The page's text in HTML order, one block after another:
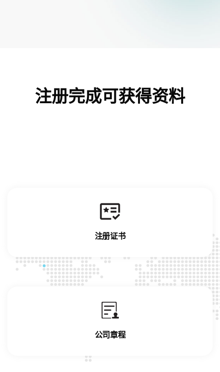
注册完成可获得资料
注册证书
公司章程